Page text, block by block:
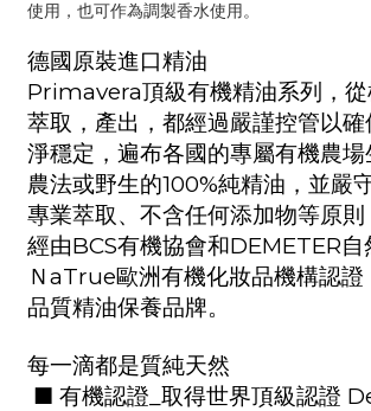
使用，也可作為調製香水使用。
德國原裝進口精油
Primavera頂級有機精油系列，從
萃取，產出，都經過嚴謹控管以
淨穩定，遍布各國的專屬有機農
農法或野生的100%純精油，並嚴
專業萃取、不含任何添加物等原
經由BCS有機協會和DEMETER自
ＮaTrue歐洲有機化妝品機構認證
品質精油保養品牌。
每一滴都是質純天然
■ 有機認證 取得世界頂級認證